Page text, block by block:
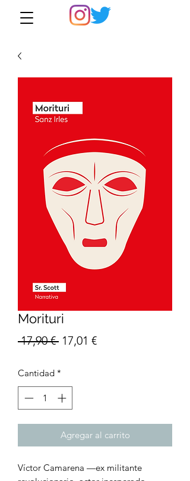
Morituri
17,90 € Precio
17,01 €Precio
Cantidad *
Agregar al carrito
Víctor Camarena —ex militante